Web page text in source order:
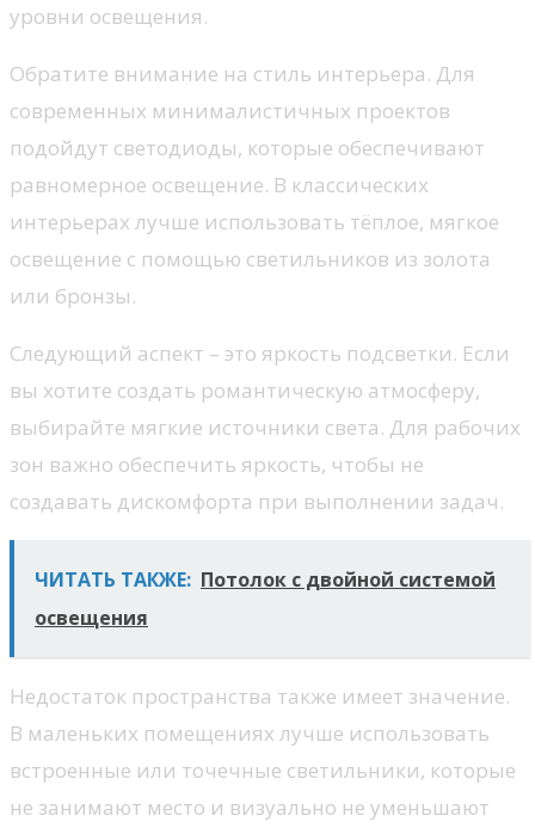
уровни освещения.
Обратите внимание на стиль интерьера. Для
современных минималистичных проектов
подойдут светодиоды, которые обеспечивают
равномерное освещение. В классических
интерьерах лучше использовать тёплое, мягкое
освещение с помощью светильников из золота
или бронзы.
Следующий аспект – это яркость подсветки. Если
вы хотите создать романтическую атмосферу,
выбирайте мягкие источники света. Для рабочих
зон важно обеспечить яркость, чтобы не
создавать дискомфорта при выполнении задач.
ЧИТАТЬ ТАКЖЕ: Потолок с двойной системой
освещения
Недостаток пространства также имеет значение.
В маленьких помещениях лучше использовать
встроенные или точечные светильники, которые
не занимают место и визуально не уменьшают